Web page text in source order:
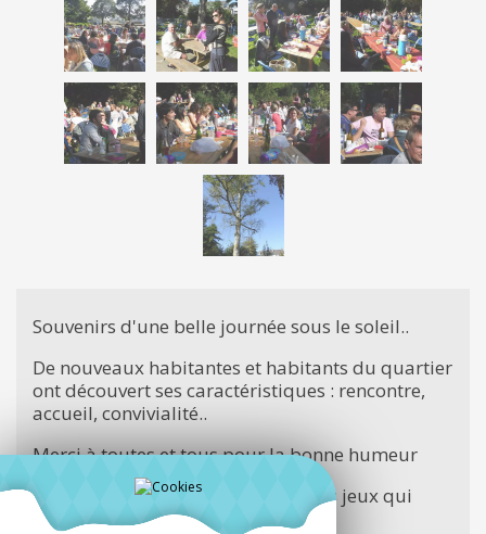
Souvenirs d'une belle journée sous le soleil..
De nouveaux habitantes et habitants du quartier
ont découvert ses caractéristiques : rencontre,
accueil, convivialité..
Merci à toutes et tous pour la bonne humeur
Merci à
Nicolas Beurrier
pour ses jeux qui
rapprochent...